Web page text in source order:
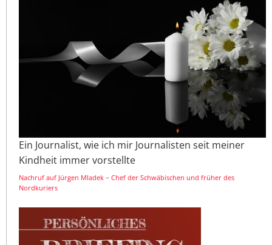
Ein Journalist, wie ich mir Journalisten seit meiner
Kindheit immer vorstellte
Nachruf auf Jürgen Mladek – Chef der Schwäbischen und früher des
Nordkuriers